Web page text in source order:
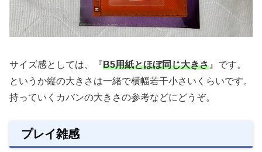
サイズ感としては、『B5用紙とほぼ同じ大きさ 』です。
というか縦の大きさは一緒で横幅若干小さいくらいです。
持っていくカバンの大きさの参考などにどうぞ。
プレイ雑感